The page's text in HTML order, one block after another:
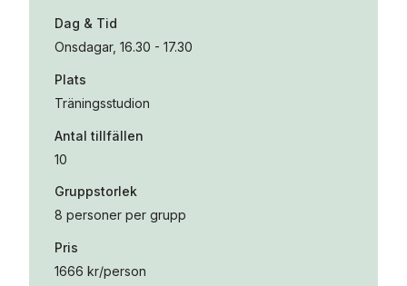
Dag & Tid
Onsdagar, 16.30 - 17.30
Plats
Träningsstudion
Antal tillfällen
10
Gruppstorlek
8 personer per grupp
Pris
1666 kr/person